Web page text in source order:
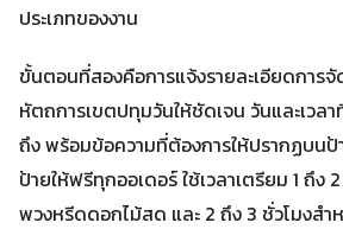
ประเภทของงาน
ขั้นตอนที่สองคือการแจ้งรายละเอียดการ
หัตถการเขตปทุมวันให้ชัดเจน วันและเวล
ถึง พร้อมข้อความที่ต้องการให้ปรากฏบนป้
ป้ายให้ฟรีทุกออเดอร์ ใช้เวลาเตรียม 1 ถึง
พวงหรีดดอกไม้สด และ 2 ถึง 3 ชั่วโมงส